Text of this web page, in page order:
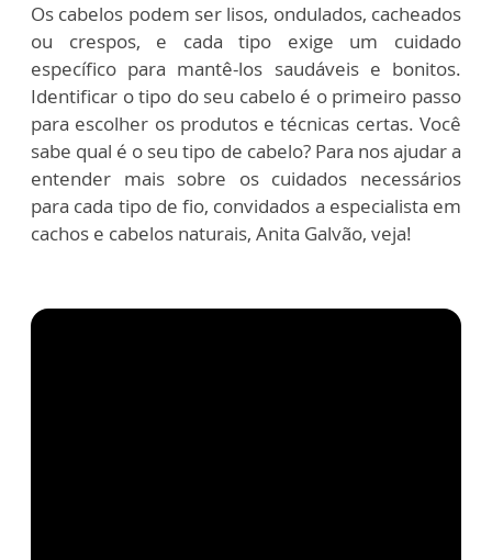
Os cabelos podem ser lisos, ondulados, cacheados
ou crespos, e cada tipo exige um cuidado
específico para mantê-los saudáveis e bonitos.
Identificar o tipo do seu cabelo é o primeiro passo
para escolher os produtos e técnicas certas. Você
sabe qual é o seu tipo de cabelo? Para nos ajudar a
entender mais sobre os cuidados necessários
para cada tipo de fio, convidados a especialista em
cachos e cabelos naturais, Anita Galvão, veja!